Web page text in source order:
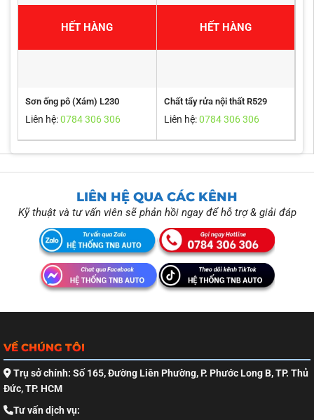
HẾT HÀNG
Sơn ống pô (Xám) L230
Liên hệ:0784 306 306
HẾT HÀNG
Chất tẩy rửa nội thất R529
Liên hệ:0784 306 306
LIÊN HỆ QUA CÁC KÊNH
Kỹ thuật và tư vấn viên sẽ phản hồi ngay để hỗ trợ & giải đáp
VỀ CHÚNG TÔI
Trụ sở chính: Số 165, Đường Liên Phường, P. Phước Long B, TP. Thủ
Đức, TP. HCM
Tư vấn dịch vụ: